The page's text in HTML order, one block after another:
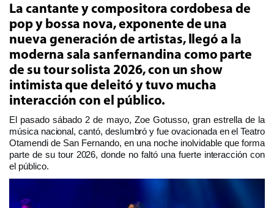
La cantante y compositora cordobesa de
pop y bossa nova, exponente de una
nueva generación de artistas, llegó a la
moderna sala sanfernandina como parte
de su tour solista 2026, con un show
intimista que deleitó y tuvo mucha
interacción con el público.
El pasado sábado 2 de mayo, Zoe Gotusso, gran estrella de la
música nacional, cantó, deslumbró y fue ovacionada en el Teatro
Otamendi de San Fernando, en una noche inolvidable que forma
parte de su tour 2026, donde no faltó una fuerte interacción con
el público.